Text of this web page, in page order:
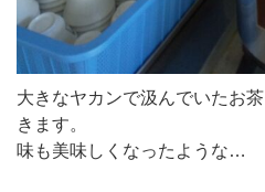
大きなヤカンで汲んでいたお
きます。
味も美味しくなったような…